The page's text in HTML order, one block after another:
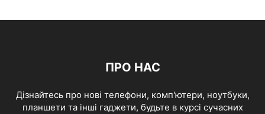
ПРО НАС
Дізнайтесь про нові телефони, комп'ютери, ноутбуки,
планшети та інші гаджети, будьте в курсі сучасних